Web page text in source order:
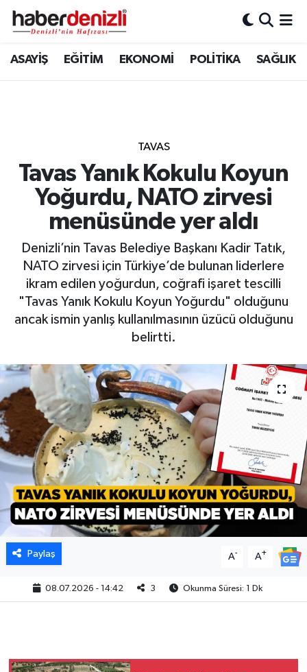
ASAYİŞ EĞİTİM EKONOMİ POLİTİKA SAĞLIK
TAVAS
Tavas Yanık Kokulu Koyun
Yoğurdu, NATO zirvesi
menüsünde yer aldı
Denizli’nin Tavas Belediye Başkanı Kadir Tatık,
NATO zirvesi için Türkiye’de bulunan liderlere
ikram edilen yoğurdun, coğrafi işaret tescilli
"Tavas Yanık Kokulu Koyun Yoğurdu" olduğunu
ancak ismin yanlış kullanılmasının üzücü olduğunu
belirtti.
Paylaş A- A+
08.07.2026 - 14:42 3 Okunma Süresi: 1 Dk
Denizli Nöbetçi Eczaneler
Tüm Manşetler
Son Dakika Haberleri
Haber Arşivi